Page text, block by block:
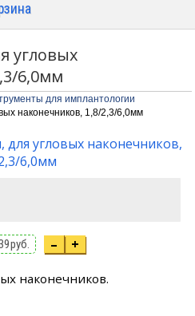
угловых
6,0мм
для имплантологии
наконечников, 1,8/2,3/6,0мм
руб. – +
наконечников.